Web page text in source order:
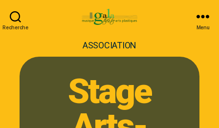
Recherche Menu
ASSOCIATION
Stage